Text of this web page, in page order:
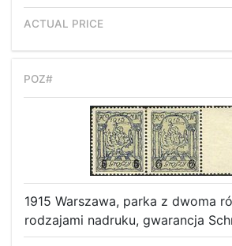
1915 Warszawa, parka z dwoma
rodzajami nadruku, gwarancja